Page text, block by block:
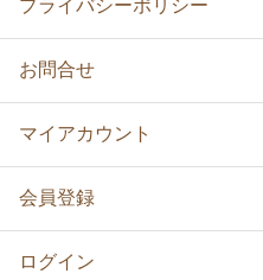
プライバシーポリシー
お問合せ
マイアカウント
会員登録
ログイン